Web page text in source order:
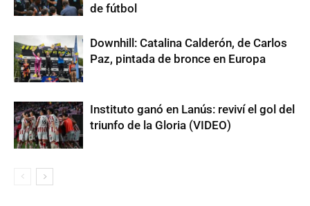
de fútbol
Downhill: Catalina Calderón, de Carlos
Paz, pintada de bronce en Europa
Instituto ganó en Lanús: reviví el gol del
triunfo de la Gloria (VIDEO)